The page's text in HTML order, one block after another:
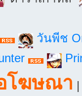
วันพีช
โฆษณา